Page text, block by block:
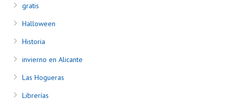
gratis
Halloween
Historia
invierno en Alicante
Las Hogueras
Librerías